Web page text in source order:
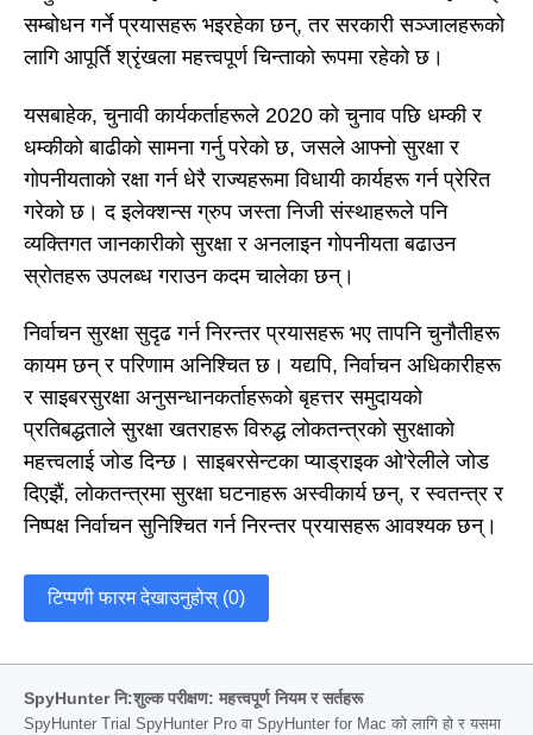
सम्बोधन गर्ने प्रयासहरू भइरहेका छन्, तर सरकारी सञ्जालहरूको
लागि आपूर्ति श्रृंखला महत्त्वपूर्ण चिन्ताको रूपमा रहेको छ।
यसबाहेक, चुनावी कार्यकर्ताहरूले 2020 को चुनाव पछि धम्की र
धम्कीको बाढीको सामना गर्नु परेको छ, जसले आफ्नो सुरक्षा र
गोपनीयताको रक्षा गर्न धेरै राज्यहरूमा विधायी कार्यहरू गर्न प्रेरित
गरेको छ। द इलेक्शन्स ग्रुप जस्ता निजी संस्थाहरूले पनि
व्यक्तिगत जानकारीको सुरक्षा र अनलाइन गोपनीयता बढाउन
स्रोतहरू उपलब्ध गराउन कदम चालेका छन्।
निर्वाचन सुरक्षा सुदृढ गर्न निरन्तर प्रयासहरू भए तापनि चुनौतीहरू
कायम छन् र परिणाम अनिश्चित छ। यद्यपि, निर्वाचन अधिकारीहरू
र साइबरसुरक्षा अनुसन्धानकर्ताहरूको बृहत्तर समुदायको
प्रतिबद्धताले सुरक्षा खतराहरू विरुद्ध लोकतन्त्रको सुरक्षाको
महत्त्वलाई जोड दिन्छ। साइबरसेन्टका प्याड्राइक ओ'रेलीले जोड
दिएझैं, लोकतन्त्रमा सुरक्षा घटनाहरू अस्वीकार्य छन्, र स्वतन्त्र र
निष्पक्ष निर्वाचन सुनिश्चित गर्न निरन्तर प्रयासहरू आवश्यक छन्।
टिप्पणी फारम देखाउनुहोस् (0)
SpyHunter नि:शुल्क परीक्षण: महत्त्वपूर्ण नियम र सर्तहरू
SpyHunter Trial SpyHunter Pro वा SpyHunter for Mac को लागि हो र यसमा